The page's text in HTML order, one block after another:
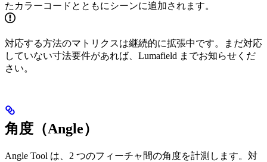
たカラーコードとともにシーンに追加されます。
対応する方法のマトリクスは継続的に拡張中です。まだ対応
していない寸法要件があれば、Lumafield までお知らせくだ
さい。
角度（Angle）
Angle Tool は、2 つのフィーチャ間の角度を計測します。対